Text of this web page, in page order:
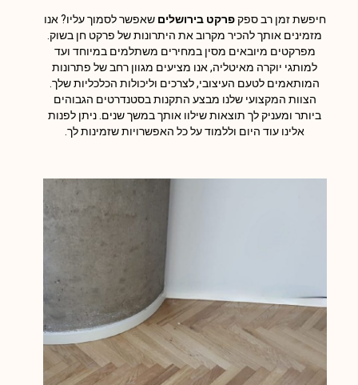
חיפשת זמן רב ספקפרקט בירושליםשאפשר לסמוך עליו? אנו
מזמינים אותך להכיר מקרוב את היתרונות של פרקט חן בשוק.
מפרקטים מיובאים מסין במחירים משתלמים במיוחד ועד
למותגי יוקרה מאיטליה, אנו מציעים מגוון רחב של פתרונות
המותאמים לטעם העיצובי, לצרכים וליכולות הכלכליות שלך.
הצוות המקצועי שלנו מבצע התקנות בסטנדרטים הגבוהים
ביותר ומעניק לך תוצאות שילוו אותך במשך שנים. ניתן לפנות
אלינו עוד היום וללמוד על כל האפשרויות שזמינות לך.